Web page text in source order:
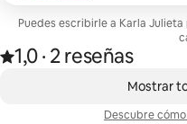
duración,
minirretoque de
Puedes escribirle a Karla
Valoración de 1,0 sobre 5
1,0
, · 2 reseñas
Se muestran0 de 0 elementos
Mostrar
Descubre